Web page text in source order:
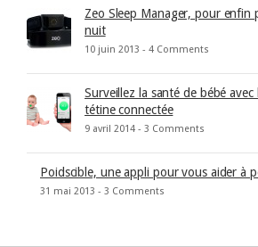
Zeo Sleep Manager, pour enfin
nuit
10 juin 2013 - 4 Comments
Surveillez la santé de bébé
tétine connectée
9 avril 2014 - 3 Comments
Poidscible, une appli pour vous aider à
31 mai 2013 - 3 Comments